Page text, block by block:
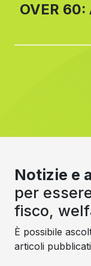
OVER 60:
Notizie e
per
fisco,
È possibile
articoli